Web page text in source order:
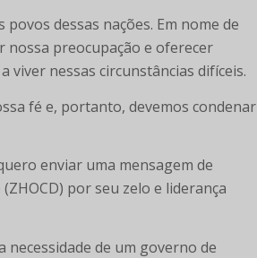
dessas nações. Em nome de
nossa preocupação e oferecer
viver nessas circunstâncias difíceis.
fé e, portanto, devemos condenar
enviar uma mensagem de
por seu zelo e liderança
necessidade de um governo de